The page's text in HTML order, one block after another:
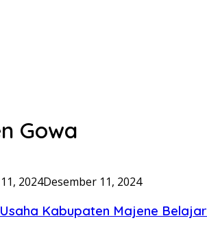
Gowa
2024Desember 11, 2024
Kabupaten Majene